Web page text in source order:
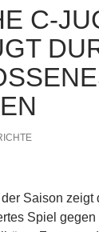
C-
Saison zeigt
Spiel